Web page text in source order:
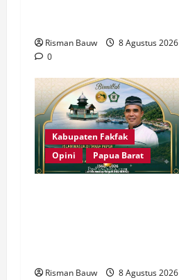
Risman Bauw
8 Agustus 2026
0
Kabupaten Fakfak
Opini
Papua Barat
Risman Bauw
8 Agustus 2026